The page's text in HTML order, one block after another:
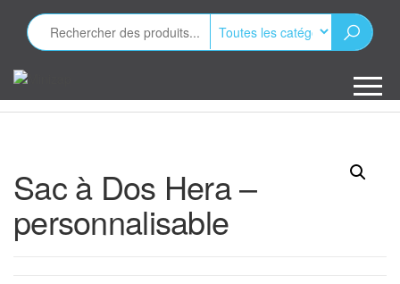
contenu
publicitaires
Sac à Dos Hera –
personnalisable